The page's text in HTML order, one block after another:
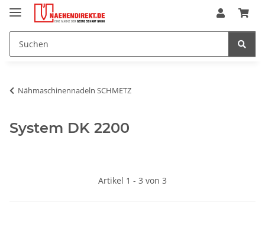
Nähmaschinennadeln SCHMETZ
System DK 2200
Artikel 1 - 3 von 3